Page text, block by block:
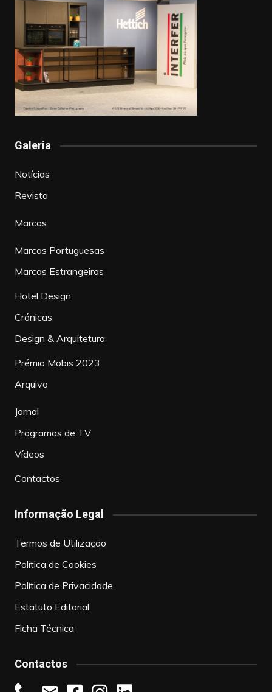
Galeria
Notícias
Revista
Marcas
Marcas Portuguesas
Marcas Estrangeiras
Hotel Design
Crónicas
Design & Arquitetura
Prémio Mobis 2023
Arquivo
Jornal
Programas de TV
Vídeos
Contactos
Informação Legal
Termos de Utilização
Política de Cookies
Política de Privacidade
Estatuto Editorial
Ficha Técnica
Contactos